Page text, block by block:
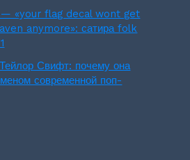
«your flag decal wont get
anymore»: сатира folk
Свифт: почему она
современной поп-